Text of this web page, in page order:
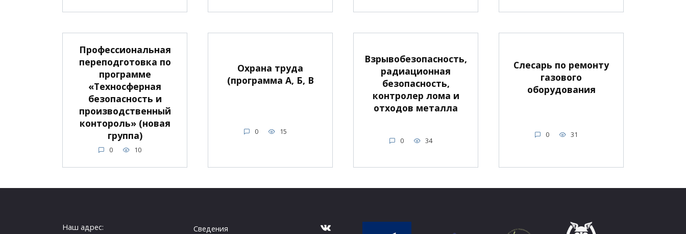
Профессиональная
переподготовка по
программе
«Техносферная
безопасность и
производственный
контороль» (новая
группа)
0 10
Охрана труда
(программа А, Б, В
0 15
Взрывобезопасность,
радиационная
безопасность,
контролер лома и
отходов металла
0 34
Слесарь по ремонту
газового
оборудования
0 31
Наш адрес:
Сведения ВКонтакте